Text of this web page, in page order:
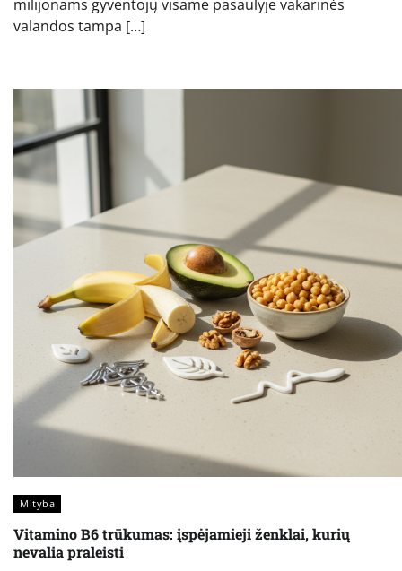
milijonams gyventojų visame pasaulyje vakarinės
valandos tampa […]
Mityba
Vitamino B6 trūkumas: įspėjamieji ženklai, kurių
nevalia praleisti